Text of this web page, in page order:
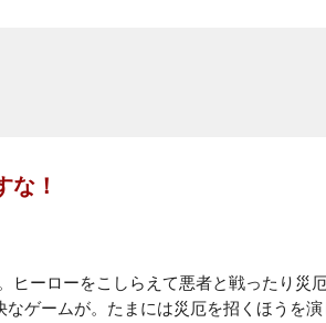
！
ヒーローをこしらえて悪者と戦ったり
ゲームが。たまには災厄を招くほうを